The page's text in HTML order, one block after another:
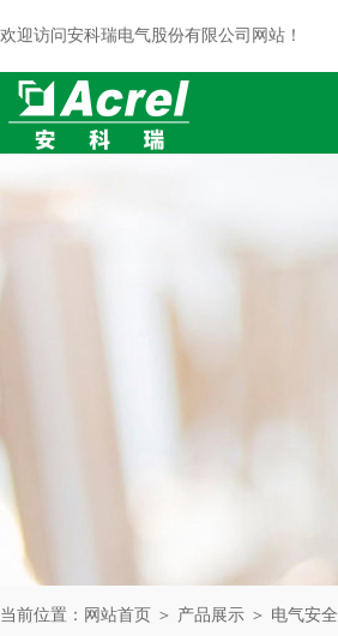
欢迎访问安科瑞电气股份有限公司网站！
当前位置： 网站首页 ＞ 产品展示 ＞ 电气安全